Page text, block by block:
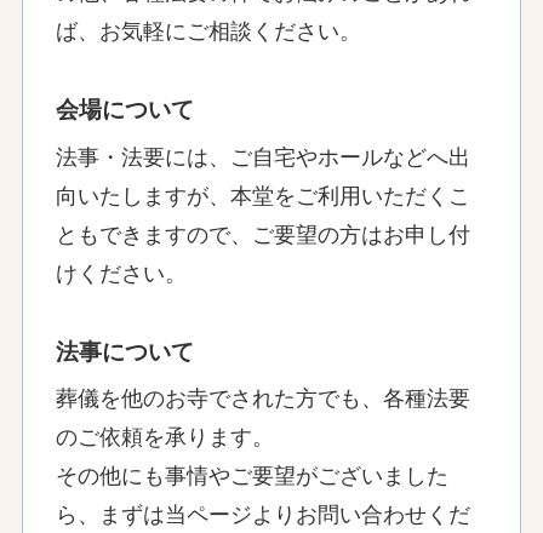
ば、お気軽にご相談ください。
会場について
法事・法要には、ご自宅やホールなどへ出
向いたしますが、本堂をご利用いただくこ
ともできますので、ご要望の方はお申し付
けください。
法事について
葬儀を他のお寺でされた方でも、各種法要
のご依頼を承ります。
その他にも事情やご要望がございました
ら、まずは当ページよりお問い合わせくだ